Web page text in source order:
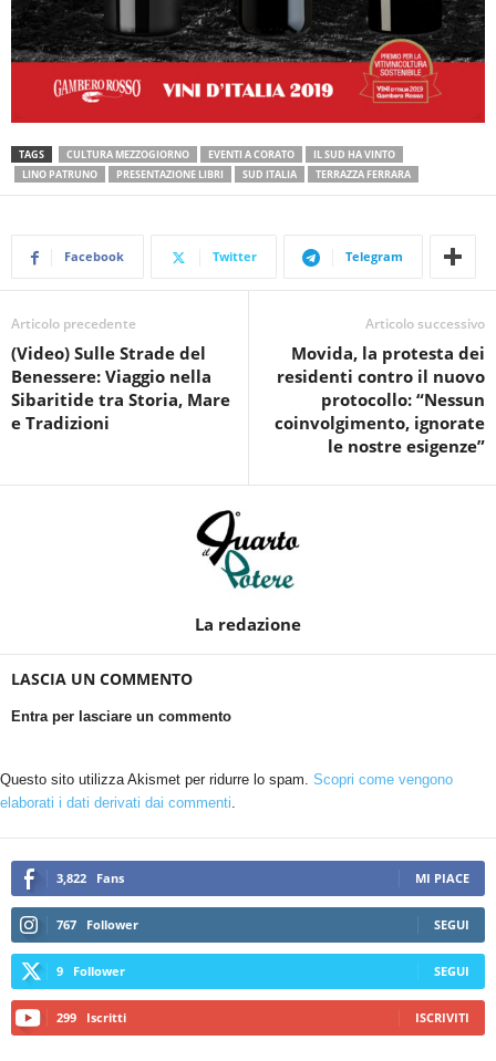
TAGS CULTURA MEZZOGIORNO EVENTI A CORATO
IL SUD HA VINTO
LINO PATRUNO
PRESENTAZIONE LIBRI SUD ITALIA TERRAZZA FERRARA
Facebook Twitter Telegram
Articolo precedente
(Video) Sulle Strade del
Benessere: Viaggio nella
Sibaritide tra Storia, Mare
e Tradizioni
Articolo successivo
Movida, la protesta dei
residenti contro il nuovo
protocollo: “Nessun
coinvolgimento, ignorate
le nostre esigenze”
La redazione
LASCIA UN COMMENTO
Entra per lasciare un commento
Questo sito utilizza Akismet per ridurre lo spam. Scopri come vengono
elaborati i dati derivati dai commenti.
3,822 Fans MI PIACE
767 Follower SEGUI
9 Follower SEGUI
299 Iscritti ISCRIVITI